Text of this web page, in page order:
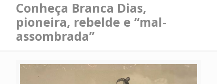
Conheça Branca Dias,
pioneira, rebelde e “mal-
assombrada”